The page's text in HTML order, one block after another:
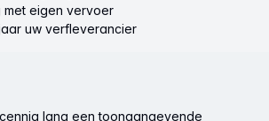
met eigen vervoer
uw verfleverancier
lang een toonaangevende